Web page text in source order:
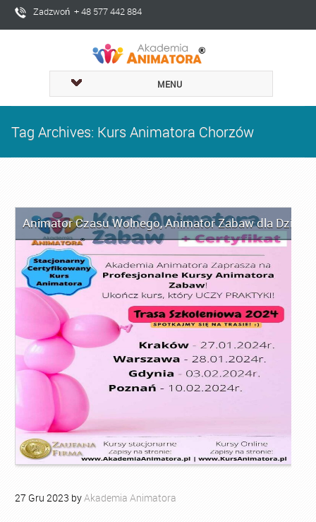
Zadzwoń + 48 577 442 884
MENU
Tag Archives: Kurs Animatora Chorzów
Animator Czasu Wolnego,Animator Zabaw dla Dzieci
27 Gru 2023 byAkademia Animatora